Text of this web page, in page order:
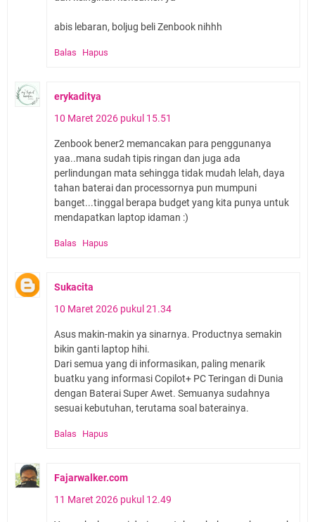
abis lebaran, boljug beli Zenbook nihhh
Balas Hapus
erykaditya
10 Maret 2026 pukul 15.51
Zenbook bener2 memancakan para penggunanya
yaa..mana sudah tipis ringan dan juga ada
perlindungan mata sehingga tidak mudah lelah, daya
tahan baterai dan processornya pun mumpuni
banget...tinggal berapa budget yang kita punya untuk
mendapatkan laptop idaman :)
Balas Hapus
Sukacita
10 Maret 2026 pukul 21.34
Asus makin-makin ya sinarnya. Productnya semakin
bikin ganti laptop hihi.
Dari semua yang di informasikan, paling menarik
buatku yang informasi Copilot+ PC Teringan di Dunia
dengan Baterai Super Awet. Semuanya sudahnya
sesuai kebutuhan, terutama soal baterainya.
Balas Hapus
Fajarwalker.com
11 Maret 2026 pukul 12.49